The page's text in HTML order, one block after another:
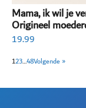
Mama, ik wil je
Origineel
invulboek
19.99
123…48Volgende »